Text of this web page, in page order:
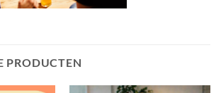
PRODUCTEN